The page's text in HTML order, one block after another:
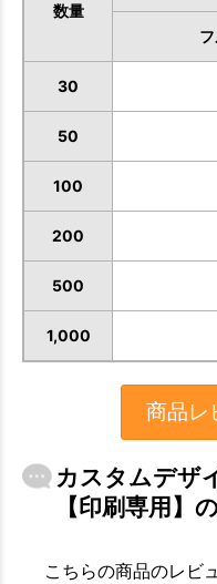
数量
30
50
100
200
500
1,000
商品レ
カスタムデザ
【印刷専用】
こちらの商品のレビ